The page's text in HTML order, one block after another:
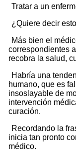
Tratar a un
¿Quiere decir
Más bien el
correspondientes
recobra la salud,
Habría una
humano, que es
insoslayable de
intervención
curación.
Recordando la
inicia tan pronto
médico.